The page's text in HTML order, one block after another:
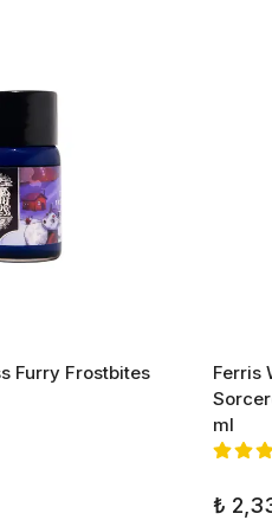
Furry Frostbites
Ferris
ml
₺